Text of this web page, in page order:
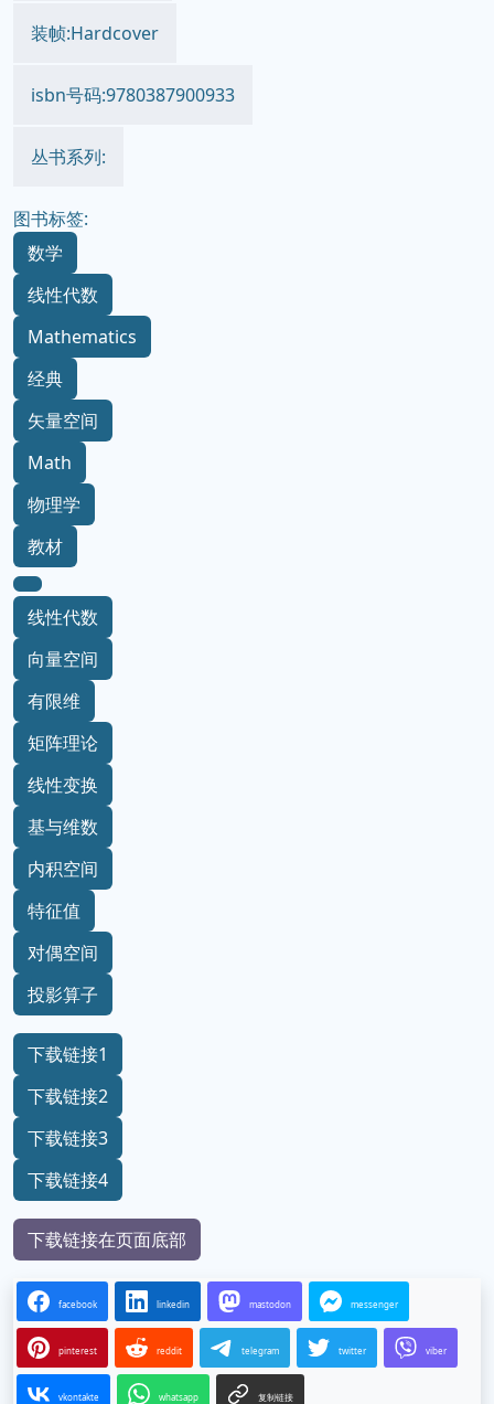
装帧:Hardcover
isbn号码:9780387900933
丛书系列:
图书标签:
数学
线性代数
Mathematics
经典
矢量空间
Math
物理学
教材
线性代数
向量空间
有限维
矩阵理论
线性变换
基与维数
内积空间
特征值
对偶空间
投影算子
下载链接1
下载链接2
下载链接3
下载链接4
下载链接在页面底部
facebook linkedin mastodon messenger
pinterest reddit telegram twitter viber
vkontakte whatsapp 复制链接